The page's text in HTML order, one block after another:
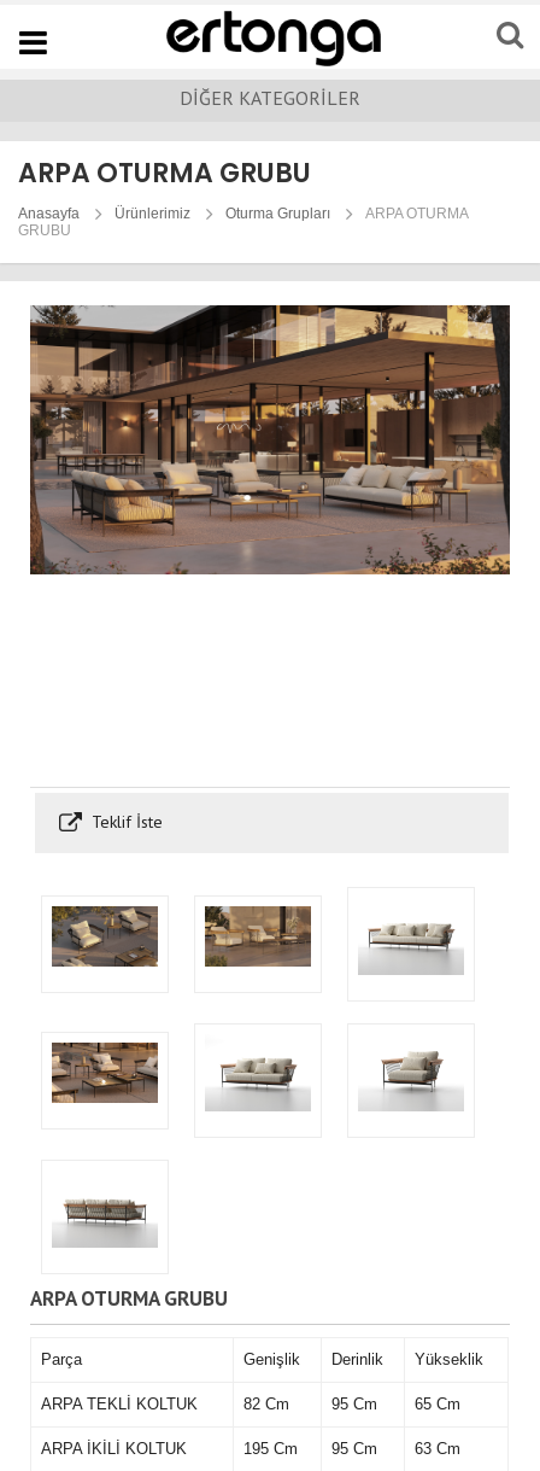
Navigation
DİĞER KATEGORİLER
ARPA OTURMA GRUBU
Anasayfa Ürünlerimiz Oturma Grupları
ARPA OTURMA
GRUBU
Teklif İste
ARPA OTURMA GRUBU
Parça Genişlik Derinlik Yükseklik
ARPA TEKLİ KOLTUK 82 Cm 95 Cm 65 Cm
ARPA İKİLİ KOLTUK 195 Cm 95 Cm 63 Cm